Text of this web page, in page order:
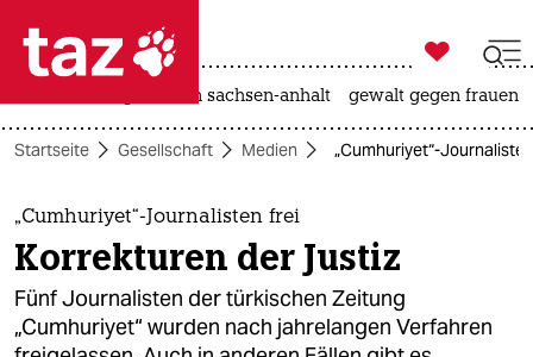
 taz zahl ich
taz zahl ich
themen
politik
öko

taz zahl ich
landtagswahl in sachsen-anhalt gewalt gegen frauen
Startseite Gesellschaft Medien „Cumhuriyet“-
„Cumhuriyet“-Journalisten frei
Korrekturen der Justiz
Fünf Journalisten der türkischen Zeitung
„Cumhuriyet“ wurden nach jahrelangen Verfahren